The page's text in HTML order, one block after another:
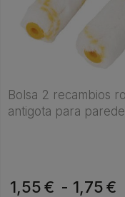
Bolsa 2 recambios
antigota para
1,55€ - 1,75€
Rango
múltiples
variantes.
pueden
elegir
de